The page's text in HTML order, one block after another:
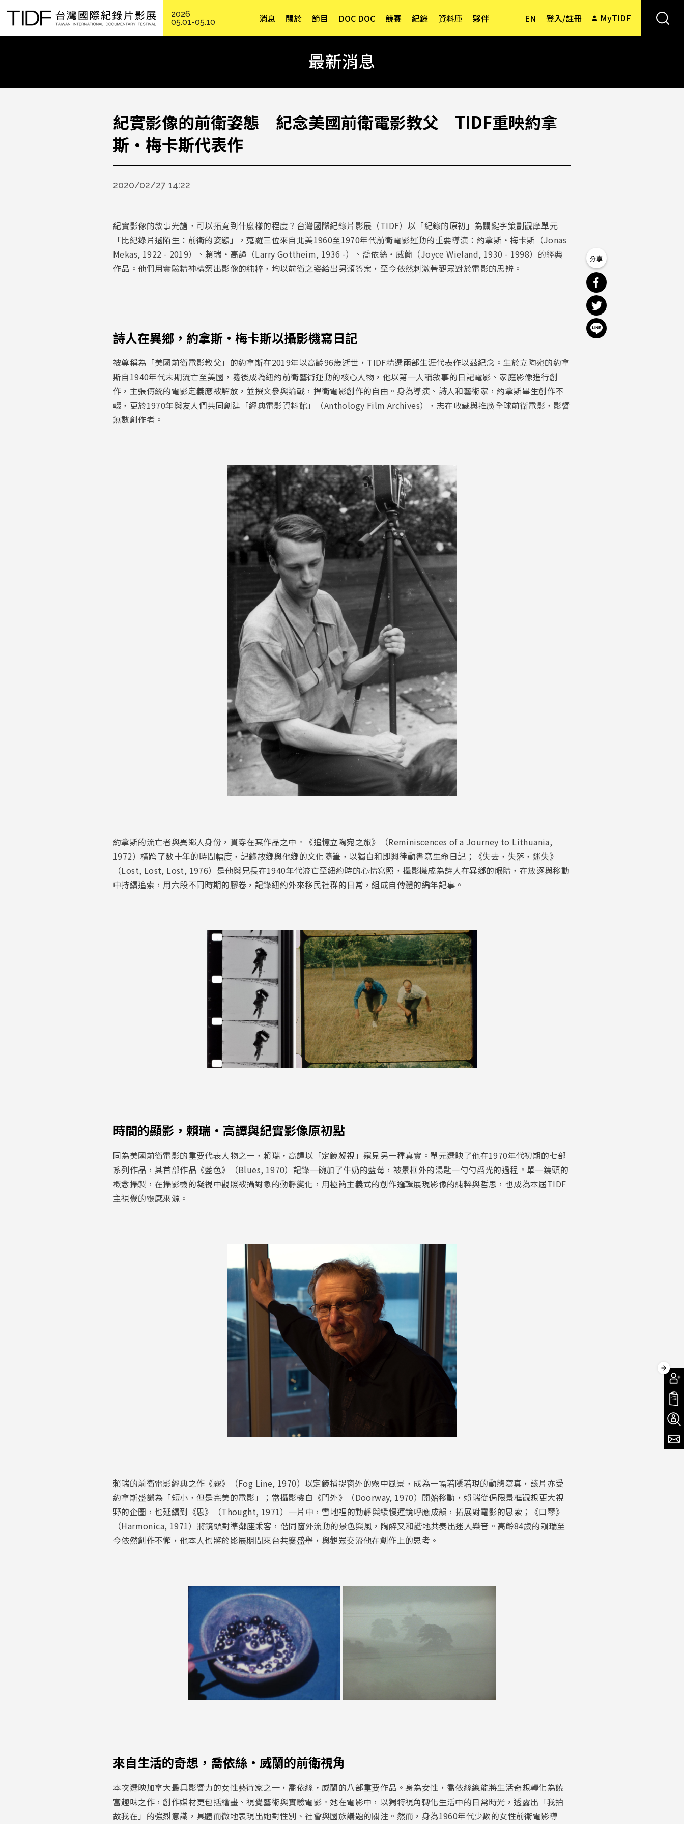
2026
05.01-05.10
EN 登入/註冊 MyTIDF
消息 關於 節目 DOC DOC 競賽 紀錄 資料庫 夥伴
最新消息
紀實影像的前衛姿態 紀念美國前衛電影教父 TIDF重映約拿
斯・梅卡斯代表作
2020/02/27 14:22
紀實影像的敘事光譜，可以拓寬到什麼樣的程度？台灣國際紀錄片影展（TIDF）以「紀錄的原初」為關鍵字策劃觀摩單元
「比紀錄片還陌生：前衛的姿態」，蒐羅三位來自北美1960至1970年代前衛電影運動的重要導演：約拿斯・梅卡斯（Jonas
Mekas, 1922 - 2019）、賴瑞・高譚（Larry Gottheim, 1936 -）、喬依絲・威蘭（Joyce Wieland, 1930 - 1998）的經典
作品。他們用實驗精神構築出影像的純粹，均以前衛之姿給出另類答案，至今依然刺激著觀眾對於電影的思辨。
詩人在異鄉，約拿斯・梅卡斯以攝影機寫日記
被尊稱為「美國前衛電影教父」的約拿斯在2019年以高齡96歲逝世，TIDF精選兩部生涯代表作以茲紀念。生於立陶宛的約拿
斯自1940年代末期流亡至美國，隨後成為紐約前衛藝術運動的核心人物，他以第一人稱敘事的日記電影、家庭影像進行創
作，主張傳統的電影定義應被解放，並撰文參與論戰，捍衛電影創作的自由。身為導演、詩人和藝術家，約拿斯畢生創作不
輟，更於1970年與友人們共同創建「經典電影資料館」（Anthology Film Archives），志在收藏與推廣全球前衛電影，影響
無數創作者。
約拿斯的流亡者與異鄉人身份，貫穿在其作品之中。《追憶立陶宛之旅》（Reminiscences of a Journey to Lithuania,
1972）橫跨了數十年的時間幅度，記錄故鄉與他鄉的文化隨筆，以獨白和即興律動書寫生命日記；《失去，失落，迷失》
（Lost, Lost, Lost, 1976）是他與兄長在1940年代流亡至紐約時的心情寫照，攝影機成為詩人在異鄉的眼睛，在放逐與移動
中持續追索，用六段不同時期的膠卷，記錄紐約外來移民社群的日常，組成自傳體的編年記事。
時間的顯影，賴瑞・高譚與紀實影像原初點
同為美國前衛電影的重要代表人物之一，賴瑞・高譚以「定鏡凝視」窺見另一種真實。單元選映了他在1970年代初期的七部
系列作品，其首部作品《藍色》（Blues, 1970）記錄一碗加了牛奶的藍莓，被景框外的湯匙一勺勺舀光的過程。單一鏡頭的
概念攝製，在攝影機的凝視中觀照被攝對象的動靜變化，用極簡主義式的創作邏輯展現影像的純粹與哲思，也成為本屆TIDF
主視覺的靈感來源。
賴瑞的前衛電影經典之作《霧》（Fog Line, 1970）以定鏡捕捉窗外的霧中風景，成為一幅若隱若現的動態寫真，該片亦受
約拿斯盛讚為「短小，但是完美的電影」；當攝影機自《門外》（Doorway, 1970）開始移動，賴瑞從侷限景框觀想更大視
野的企圖，也延續到《思》（Thought, 1971）一片中，雪地裡的動靜與緩慢運鏡呼應成韻，拓展對電影的思索；《口琴》
（Harmonica, 1971）將鏡頭對準鄰座乘客，偕同窗外流動的景色與風，陶醉又和諧地共奏出迷人樂音。高齡84歲的賴瑞至
今依然創作不懈，他本人也將於影展期間來台共襄盛舉，與觀眾交流他在創作上的思考。
來自生活的奇想，喬依絲・威蘭的前衛視角
本次選映加拿大最具影響力的女性藝術家之一，喬依絲・威蘭的八部重要作品。身為女性，喬依絲總能將生活奇想轉化為饒
富趣味之作，創作媒材更包括繪畫、視覺藝術與實驗電影。她在電影中，以獨特視角轉化生活中的日常時光，透露出「我拍
故我在」的強烈意識，具體而微地表現出她對性別、社會與國族議題的關注。然而，身為1960年代少數的女性前衛電影導